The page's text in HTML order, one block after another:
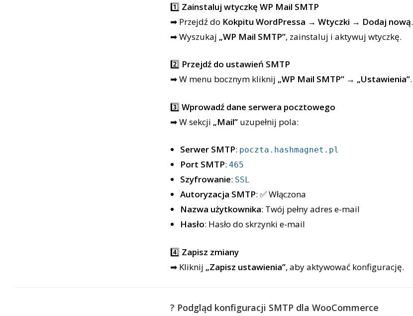
1️⃣ Zainstaluj wtyczkę WP Mail SMTP
➡ Przejdź do Kokpitu WordPressa → Wtyczki → Dodaj nową.
➡ Wyszukaj „WP Mail SMTP”, zainstaluj i aktywuj wtyczkę.
2️⃣ Przejdź do ustawień SMTP
➡ W menu bocznym kliknij „WP Mail SMTP” → „Ustawienia”.
3️⃣ Wprowadź dane serwera pocztowego
➡ W sekcji „Mail” uzupełnij pola:
Serwer SMTP: poczta.hashmagnet.pl
Port SMTP: 465
Szyfrowanie: SSL
Autoryzacja SMTP: ✅ Włączona
Nazwa użytkownika: Twój pełny adres e-mail
Hasło: Hasło do skrzynki e-mail
4️⃣ Zapisz zmiany
➡ Kliknij „Zapisz ustawienia”, aby aktywować konfigurację.
? Podgląd konfiguracji SMTP dla WooCommerce